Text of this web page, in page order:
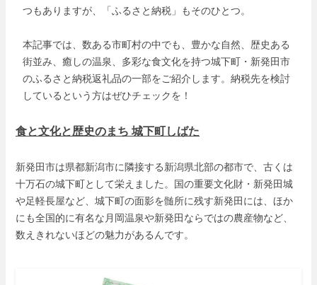
つもありますが、「ふるさと納税」もそのひとつ。
本記事では、数ある市町村の中でも、豊かな自然、歴史ある
街並み、癒しの温泉、多彩な食文化を持つ城下町・新発田市
のふるさと納税返礼品の一部をご紹介します。納税先を検討
しているという方はぜひチェックを！
食と文化と歴史のまち 城下町しばた
新発田市は県都新潟市に隣接する新潟県北部の都市で、古くは
十万石の城下町として栄えました。国の重要文化財・新発田城
や足軽長屋など、城下町の面影を髄所に残す新発田には、ほか
にも全国的に有名な月岡温泉や新発田ならではの農産物など、
数えきれないほどの魅力があるんです。